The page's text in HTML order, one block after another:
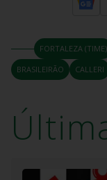
FORTALEZA (TIME)
BRASILEIRÃO
CALLERI